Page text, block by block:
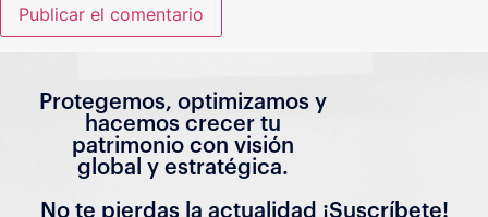
Protegemos, optimizamos y
hacemos crecer tu
patrimonio con visión
global y estratégica.
No te pierdas la actualidad ¡Suscríbete!